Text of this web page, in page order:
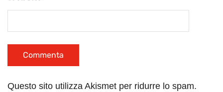
Questo sito utilizza Akismet per ridurre lo spam.